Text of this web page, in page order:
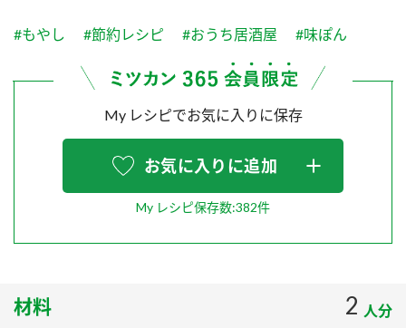
ふりかけ おすしの素
炊き込みご飯の素 米飯用調味液
PIN印
スペシャルサイト
納豆の豆知識
ZENB initiative
MIM（ミツカンミュージアム）
販売終了製品のご案内
よくあるご質問
#もやし #節約レシピ #おうち居酒屋 #味ぽん
My レシピでお気に入りに保存
お気に入りに追加
My レシピ保存数:382件
材料 2 人分